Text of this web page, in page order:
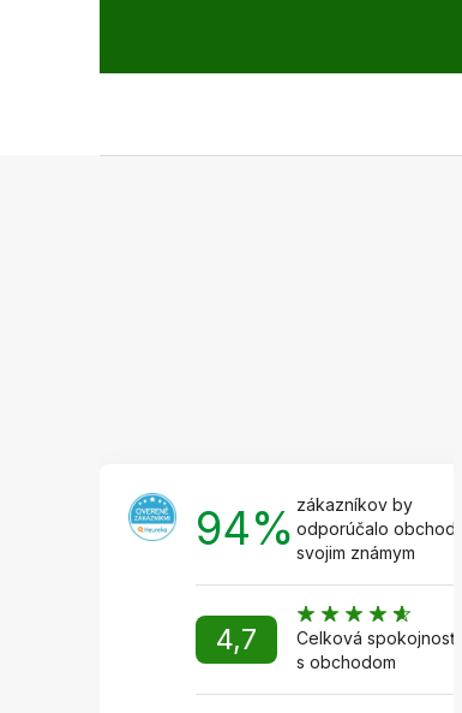
94% zákazníkov by
odporúčalo obchod
svojim známym
4,7
Celková spokojnosť
s obchodom